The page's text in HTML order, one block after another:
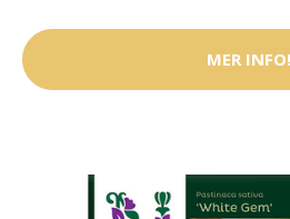
MER INFO!